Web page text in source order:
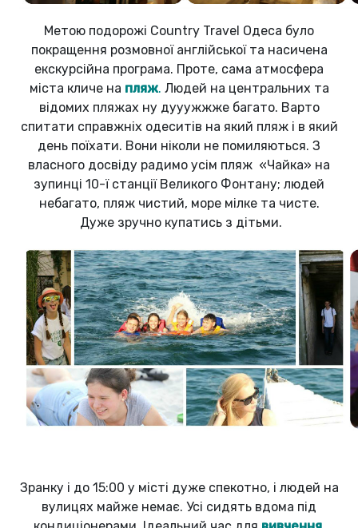
Метою подорожі Country Travel Одеса було
покращення розмовної англійської та насичена
екскурсійна програма. Проте, сама атмосфера
міста кличе на пляж. Людей на центральних та
відомих пляжах ну дууужжже багато. Варто
спитати справжніх одеситів на який пляж і в який
день поїхати. Вони ніколи не помиляються. З
власного досвіду радимо усім пляж «Чайка» на
зупинці 10-ї станції Великого Фонтану; людей
небагато, пляж чистий, море мілке та чисте.
Дуже зручно купатись з дітьми.
Зранку і до 15:00 у місті дуже спекотно, і людей на
вулицях майже немає. Усі сидять вдома під